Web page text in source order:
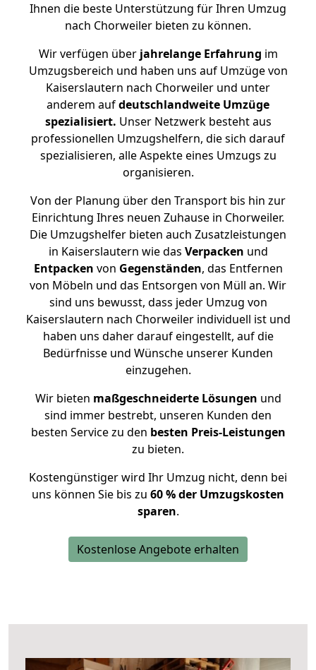
Ihnen die beste Unterstützung für Ihren Umzug
nach Chorweiler bieten zu können.
Wir verfügen überjahrelange Erfahrung im
Umzugsbereich und haben uns auf Umzüge von
Kaiserslautern nach Chorweiler und unter
anderem aufdeutschlandweite Umzüge
spezialisiert. Unser Netzwerk besteht aus
professionellen Umzugshelfern, die sich darauf
spezialisieren, alle Aspekte eines Umzugs zu
organisieren.
Von der Planung über den Transport bis hin zur
Einrichtung Ihres neuen Zuhause in Chorweiler.
Die Umzugshelfer bieten auch Zusatzleistungen
in Kaiserslautern wie das Verpacken und
Entpacken von Gegenständen, das Entfernen
von Möbeln und das Entsorgen von Müll an. Wir
sind uns bewusst, dass jeder Umzug von
Kaiserslautern nach Chorweiler individuell ist und
haben uns daher darauf eingestellt, auf die
Bedürfnisse und Wünsche unserer Kunden
einzugehen.
Wir bieten maßgeschneiderte Lösungen und
sind immer bestrebt, unseren Kunden den
besten Service zu den besten Preis-Leistungen
zu bieten.
Kostengünstiger wird Ihr Umzug nicht, denn bei
uns können Sie bis zu 60 % der Umzugskosten
sparen.
Kostenlose Angebote erhalten